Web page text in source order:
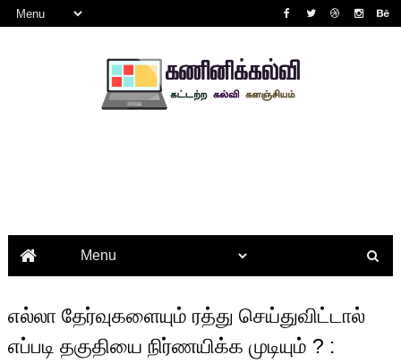
எல்லா தேர்வுகளையும் ரத்து செய்துவிட்டால்
எப்படி தகுதியை நிர்ணயிக்க முடியும் ? :